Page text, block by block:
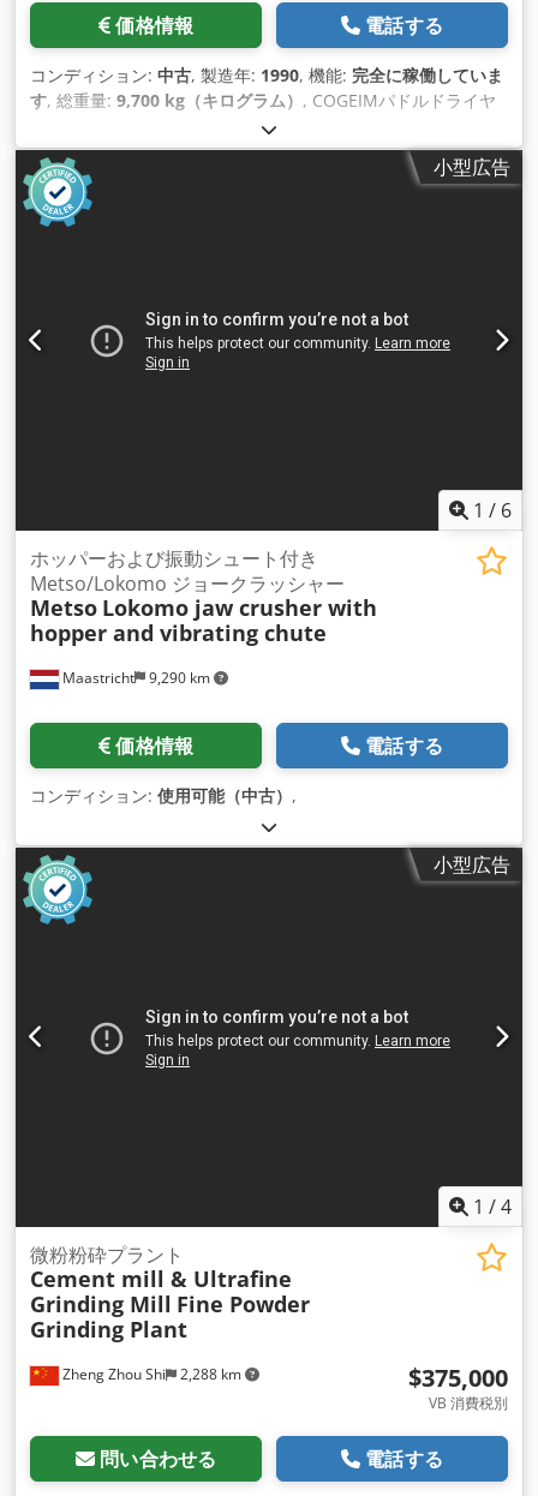
価格情報 電話する
コンディション: 中古, 製造年: 1990, 機能: 完全に稼働していま
す, 総重量: 9,700 kg（キログラム） , COGEIMパドルドライヤ
ー（医薬品乾燥機）総容量3100リットル、作動容量2380リッ
トル、製品接触部ステンレス鋼1.4435 、内面鏡面研磨、作動温
度-20/+165℃、作動圧力-1/+6 bar、ハーフパイプコイルによる
ジャケット加熱、ベーパーフィルター、スチールフレームに装
着。詳細はお問い合わせください。 Dcjdpfxsr Nclas Akcok
小型広告
1 / 6
Maastricht 9,290 km
ホッパーおよび振動シュート付き
Metso/Lokomo ジョークラッシャー
Metso Lokomo jaw crusher with
hopper and vibrating chute
価格情報 電話する
コンディション: 使用可能（中古） ,
小型広告
1 /4
Zheng Zhou Shi 2,288 km
微粉粉砕プラント
Cement mill & Ultrafine
Grinding Mill Fine Powder
Grinding Plant
$375,000
VB 消費税別
問い合わせる 電話する